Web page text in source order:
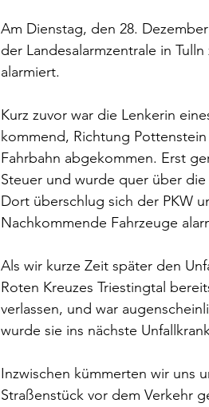
Am Dienstag, den 28.
der Landesalarmzentrale in
alarmiert.
Kurz zuvor war die Lenkerin
kommend, Richtung
Fahrbahn abgekommen. Erst
Steuer und wurde quer über
Dort überschlug sich der PKW
Nachkommende Fahrzeuge
Als wir kurze Zeit später den
Roten Kreuzes Triestingtal
verlassen, und war
wurde sie ins nächste
Inzwischen kümmerten wir uns
Straßenstück vor dem Verkehr